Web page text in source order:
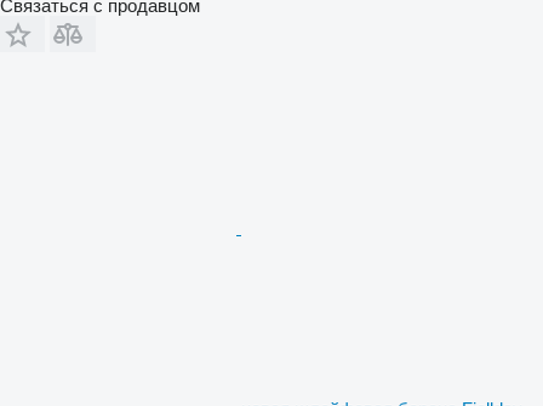
Связаться с продавцом